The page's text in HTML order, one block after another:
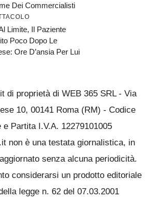
Dei Commercialisti
Limite, Il Paziente
Poco Dopo Le
Ore D’ansia Per Lui
di proprietà di WEB 365 SRL - Via
10, 00141 Roma (RM) - Codice
e Partita I.V.A. 12279101005
non è una testata giornalistica, in
senza alcuna periodicità.
considerarsi un prodotto editoriale
legge n. 62 del 07.03.2001